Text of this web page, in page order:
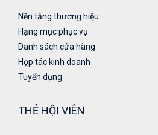
Nền tảng thương hiệu
Hạng mục phục vụ
Danh sách cửa hàng
Hợp tác kinh doanh
Tuyển dụng
THẺ HỘI VIÊN